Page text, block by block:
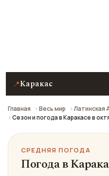
📍Каракас
Главная Весь мир Латинская
Сезон и погода в Каракасе в
СРЕДНЯЯ ПОГОДА
Погода в